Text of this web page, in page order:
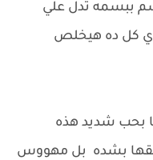
ببسمه تدل علي
كل ده هيخلص
بحب شديد هذه
بشده بل مهووس